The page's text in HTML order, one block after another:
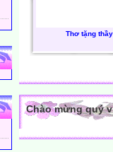
Thơ tặng thầy
Chào mừng quý